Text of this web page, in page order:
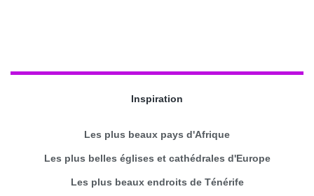
Inspiration
Les plus beaux pays d'Afrique
Les plus belles églises et cathédrales d'Europe
Les plus beaux endroits de Ténérife